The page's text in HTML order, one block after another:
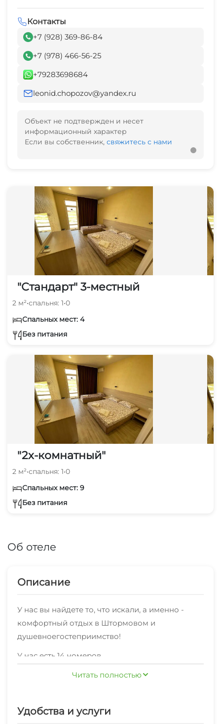
Контакты
+7 (928) 369-86-84
+7 (978) 466-56-25
+79283698684
leonid.chopozov@yandex.ru
Объект не подтвержден и несет
информационный характер
Если вы собственник, свяжитесь с нами
"Стандарт" 3-местный
2 м²•спальня: 1•0
Спальных мест: 4
Без питания
"2х-комнатный"
2 м²•спальня: 1•0
Спальных мест: 9
Без питания
Об отеле
Описание
У нас вы найдете то, что искали, а именно -
комфортный отдых в Штормовом и
душевноегостеприимство!
У нас есть 14 номеров
выбор - односпальные и двуспальныекровати.
На территории работает хороший интернет.
Читать полностью
Удобства и услуги